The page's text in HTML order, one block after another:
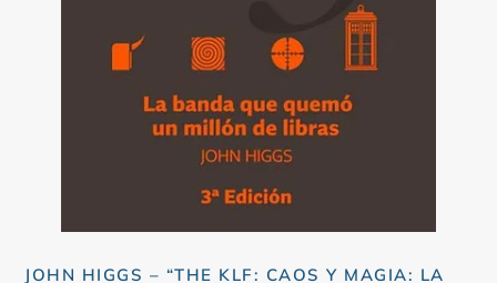
JOHN HIGGS – “THE KLF: CAOS Y MAGIA: LA